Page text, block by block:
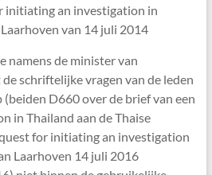
initiating an investigation in
van 14 juli 2014
namens de minister van
schriftelijke vragen van de leden
(beiden D660 over de brief van een
in Thailand aan de Thaise
for initiating an investigation
Laarhoven 14 juli 2016